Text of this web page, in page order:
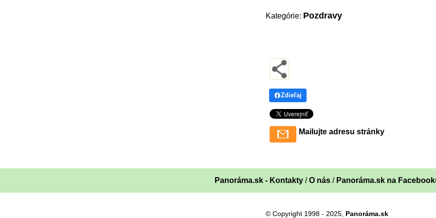
Kategórie: Pozdravy
Zdieľaj
Mailujte adresu stránky
Panoráma.sk - Kontakty/O nás/ Panoráma.sk na
© Copyright 1998 - 2025, Panoráma.sk